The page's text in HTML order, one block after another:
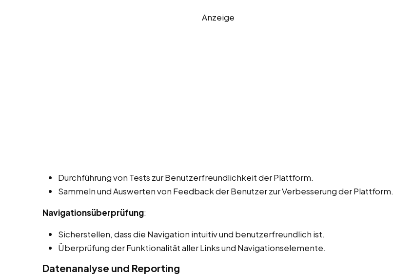
Anzeige
Durchführung von Tests zur Benutzerfreundlichkeit der Plattform.
Sammeln und Auswerten von Feedback der Benutzer zur Verbesserung der Plattform.
Navigationsüberprüfung:
Sicherstellen, dass die Navigation intuitiv und benutzerfreundlich ist.
Überprüfung der Funktionalität aller Links und Navigationselemente.
Datenanalyse und Reporting